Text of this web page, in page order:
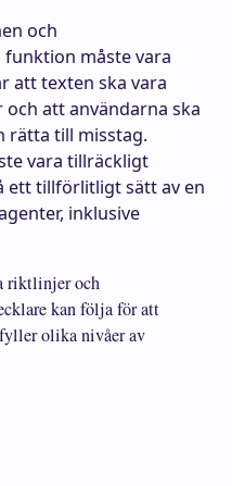
och
måste vara
att texten ska vara
att användarna ska
rätta till misstag.
vara tillräckligt
ett tillförlitligt sätt av en
inklusive
riktlinjer och
kan följa för att
olika nivåer av